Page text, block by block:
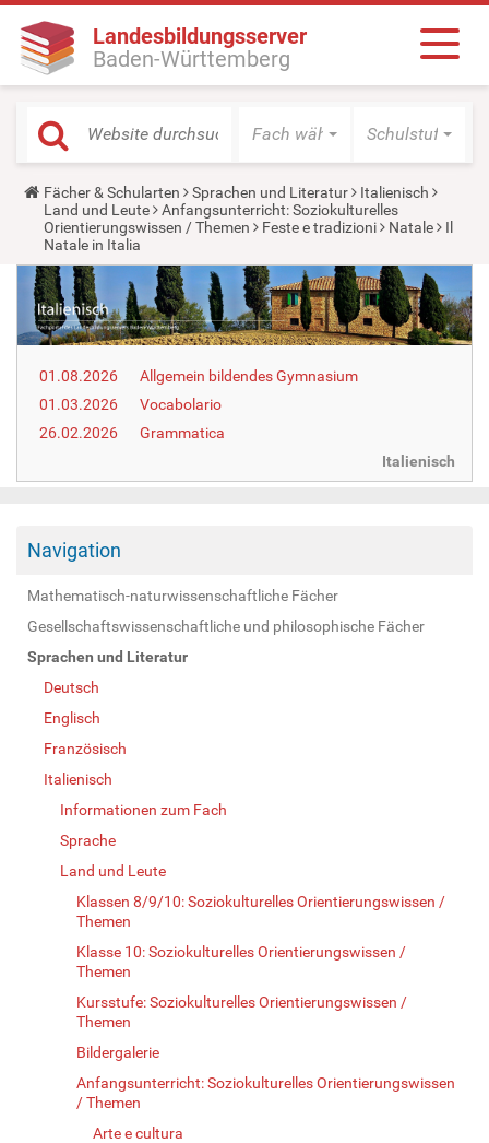
Landesbildungsserver
Baden-Württemberg
Fach wählen Schulstufe
Y
o
u
a
r
e
h
e
r
e
Fächer & Schularten Sprachen und Literatur
Italienisch
Land und Leute
Anfangsunterricht: Soziokulturelles
Orientierungswissen / Themen
Feste e tradizioni Natale
Il
Natale in Italia
01.08.2026
Allgemein bildendes Gymnasium
01.03.2026
Vocabolario
26.02.2026
Grammatica
Italienisch
Navigation
Mathematisch-naturwissenschaftliche Fächer
Gesellschaftswissenschaftliche und philosophische Fächer
Sprachen und Literatur
Deutsch
Englisch
Französisch
Italienisch
Informationen zum Fach
Sprache
Land und Leute
Klassen 8/9/10: Soziokulturelles Orientierungswissen /
Themen
Klasse 10: Soziokulturelles Orientierungswissen /
Themen
Kursstufe: Soziokulturelles Orientierungswissen /
Themen
Bildergalerie
Anfangsunterricht: Soziokulturelles Orientierungswissen
/ Themen
Arte e cultura